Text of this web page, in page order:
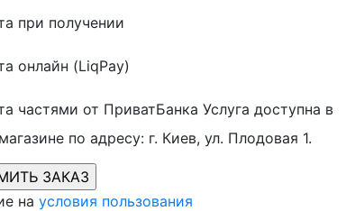
при получении
онлайн (LiqPay)
частями от ПриватБанка Услуга доступна в
по адресу: г. Киев, ул. Плодовая 1.
на условия пользования